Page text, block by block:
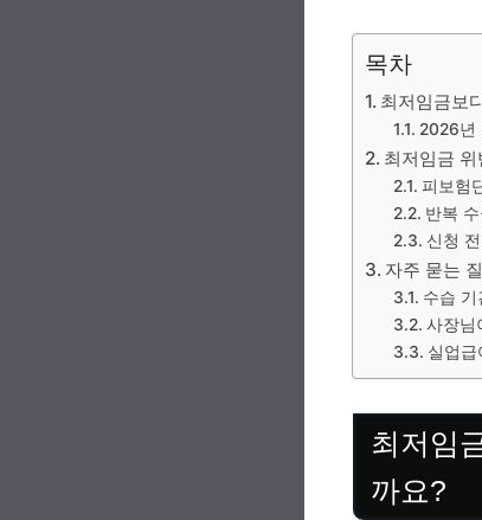
목차
최저임금보
2026년
최저임금
피보험
반복
신청
자주 묻는
수습
사장님
실업
최저임
까요?